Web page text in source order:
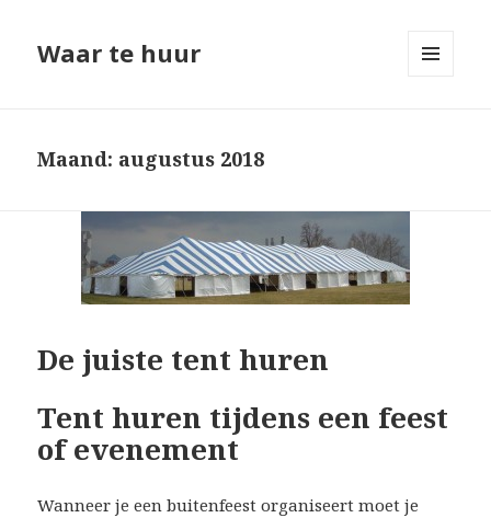
Waar te huur
Maand: augustus 2018
De juiste tent huren
Tent huren tijdens een feest
of evenement
Wanneer je een buitenfeest organiseert moet je